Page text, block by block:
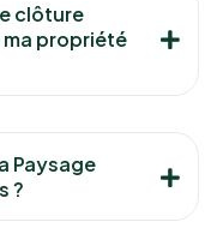
clôture
ma propriété
Paysage
?